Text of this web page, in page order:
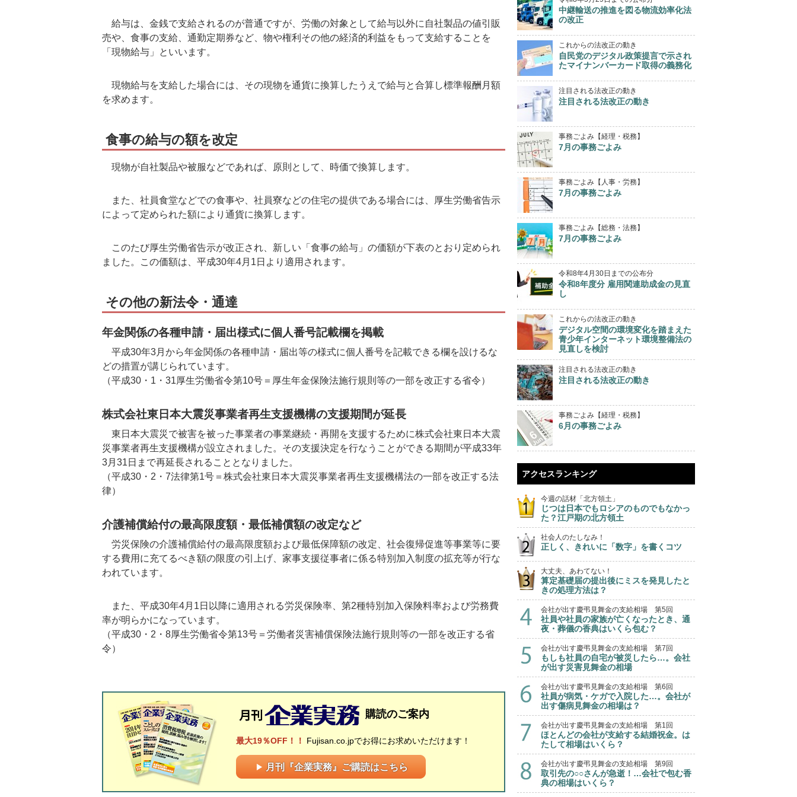
給与は、金銭で支給されるのが普通ですが、労働の対象として給与以外に自社製品の値引販
売や、食事の支給、通勤定期券など、物や権利その他の経済的利益をもって支給することを
「現物給与」といいます。
現物給与を支給した場合には、その現物を通貨に換算したうえで給与と合算し標準報酬月額
を求めます。
食事の給与の額を改定
現物が自社製品や被服などであれば、原則として、時価で換算します。
また、社員食堂などでの食事や、社員寮などの住宅の提供である場合には、厚生労働省告示
によって定められた額により通貨に換算します。
このたび厚生労働省告示が改正され、新しい「食事の給与」の価額が下表のとおり定められ
ました。この価額は、平成30年4月1日より適用されます。
その他の新法令・通達
年金関係の各種申請・届出様式に個人番号記載欄を掲載
平成30年3月から年金関係の各種申請・届出等の様式に個人番号を記載できる欄を設けるな
どの措置が講じられています。
（平成30・1・31厚生労働省令第10号＝厚生年金保険法施行規則等の一部を改正する省令）
株式会社東日本大震災事業者再生支援機構の支援期間が延長
東日本大震災で被害を被った事業者の事業継続・再開を支援するために株式会社東日本大震
災事業者再生支援機構が設立されました。その支援決定を行なうことができる期間が平成33年
3月31日まで再延長されることとなりました。
（平成30・2・7法律第1号＝株式会社東日本大震災事業者再生支援機構法の一部を改正する法
律）
介護補償給付の最高限度額・最低補償額の改定など
労災保険の介護補償給付の最高限度額および最低保障額の改定、社会復帰促進等事業等に要
する費用に充てるべき額の限度の引上げ、家事支援従事者に係る特別加入制度の拡充等が行な
われています。
また、平成30年4月1日以降に適用される労災保険率、第2種特別加入保険料率および労務費
率が明らかになっています。
（平成30・2・8厚生労働省令第13号＝労働者災害補償保険法施行規則等の一部を改正する省
令）
購読のご案内
最大19％OFF！！ Fujisan.co.jpでお得にお求めいただけます！
月刊『企業実務』ご購読はこちら
中継輸送の推進を図る物流効率化法
の改正
これからの法改正の動き
自民党のデジタル政策提言で示され
たマイナンバーカード取得の義務化
注目される法改正の動き
注目される法改正の動き
事務ごよみ【経理・税務】
7月の事務ごよみ
事務ごよみ【人事・労務】
7月の事務ごよみ
事務ごよみ【総務・法務】
7月の事務ごよみ
令和8年4月30日までの公布分
令和8年度分 雇用関連助成金の見直
し
これからの法改正の動き
デジタル空間の環境変化を踏まえた
青少年インターネット環境整備法の
見直しを検討
注目される法改正の動き
注目される法改正の動き
事務ごよみ【経理・税務】
6月の事務ごよみ
アクセスランキング
今週の話材「北方領土」
じつは日本でもロシアのものでもなかっ
た？江戸期の北方領土
社会人のたしなみ！
正しく、きれいに「数字」を書くコツ
大丈夫、あわてない！
算定基礎届の提出後にミスを発見したと
きの処理方法は？
会社が出す慶弔見舞金の支給相場 第5回
社員や社員の家族が亡くなったとき、通
夜・葬儀の香典はいくら包む？
会社が出す慶弔見舞金の支給相場 第7回
もしも社員の自宅が被災したら…。会社
が出す災害見舞金の相場
会社が出す慶弔見舞金の支給相場 第6回
社員が病気・ケガで入院した…。会社が
出す傷病見舞金の相場は？
会社が出す慶弔見舞金の支給相場 第1回
ほとんどの会社が支給する結婚祝金。は
たして相場はいくら？
会社が出す慶弔見舞金の支給相場 第9回
取引先の○○さんが急逝！…会社で包む香
典の相場はいくら？